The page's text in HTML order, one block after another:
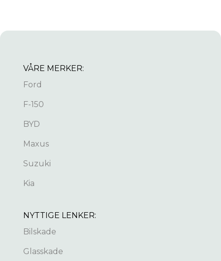
VÅRE MERKER:
Ford
F-150
BYD
Maxus
Suzuki
Kia
NYTTIGE LENKER:
Bilskade
Glasskade